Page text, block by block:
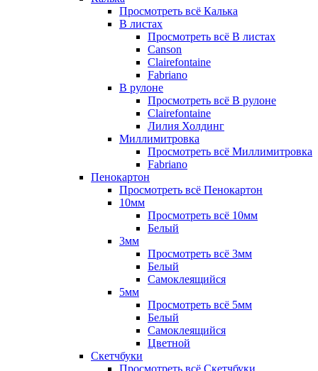
Просмотреть всё Калька
В листах
Просмотреть всё В листах
Canson
Clairefontaine
Fabriano
В рулоне
Просмотреть всё В рулоне
Clairefontaine
Лилия Холдинг
Миллимитровка
Просмотреть всё Миллимитровка
Fabriano
Пенокартон
Просмотреть всё Пенокартон
10мм
Просмотреть всё 10мм
Белый
3мм
Просмотреть всё 3мм
Белый
Самоклеящийся
5мм
Просмотреть всё 5мм
Белый
Самоклеящийся
Цветной
Скетчбуки
Просмотреть всё Скетчбуки